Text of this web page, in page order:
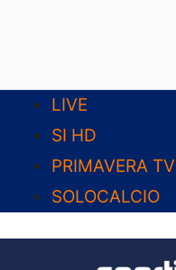
contenuto
LIVE
SI HD
PRIMAVERA TV
SOLOCALCIO